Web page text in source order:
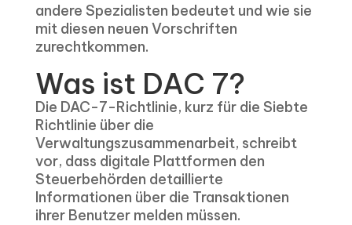
andere Spezialisten bedeutet und wie sie
mit diesen neuen Vorschriften
zurechtkommen.
Was ist DAC 7?
Die DAC-7-Richtlinie, kurz für die Siebte
Richtlinie über die
Verwaltungszusammenarbeit, schreibt
vor, dass digitale Plattformen den
Steuerbehörden detaillierte
Informationen über die Transaktionen
ihrer Benutzer melden müssen.